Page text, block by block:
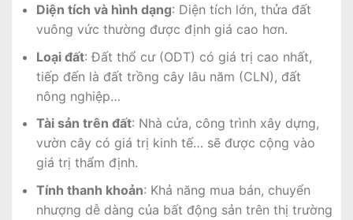
Diện tích và hình dạng: Diện tích lớn, thửa đất
vuông vức thường được định giá cao hơn.
Loại đất: Đất thổ cư (ODT) có giá trị cao nhất,
tiếp đến là đất trồng cây lâu năm (CLN), đất
nông nghiệp…
Tài sản trên đất: Nhà cửa, công trình xây dựng,
vườn cây có giá trị kinh tế… sẽ được cộng vào
giá trị thẩm định.
Tính thanh khoản: Khả năng mua bán, chuyển
nhượng dễ dàng của bất động sản trên thị trường